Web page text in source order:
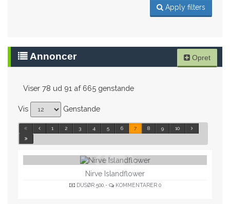
Apply filters
Annoncer Opret
Viser 78 ud 91 af 665 genstande
Vis Genstande
1 2 3 4 5 6 7 8 9 10
Nirve Islandflower
DUSØR 500,- KOMMENTARER 0